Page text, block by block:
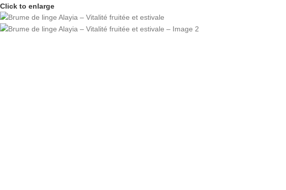
Click to enlarge